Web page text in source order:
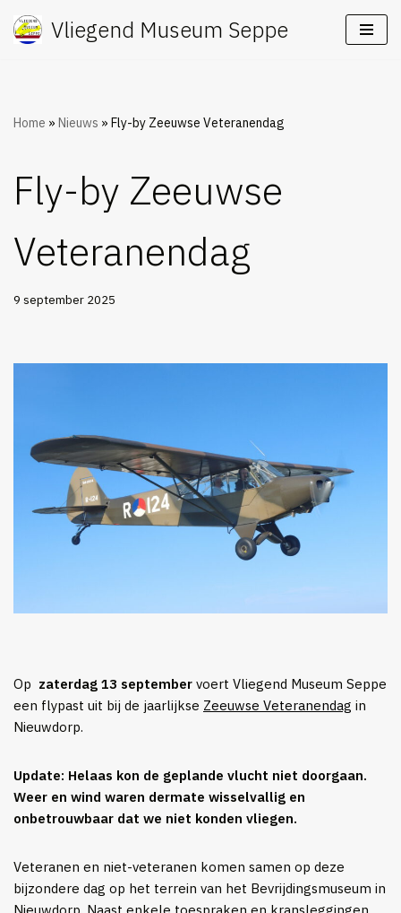
Ga
Vliegend Museum Seppe
Home » Nieuws » Fly-by Zeeuwse Veteranendag
Fly-by Zeeuwse
Veteranendag
9 september 2025
Op zaterdag 13 september voert Vliegend Museum Seppe
een flypast uit bij de jaarlijkse Zeeuwse Veteranendag in
Nieuwdorp.
Update: Helaas kon de geplande vlucht niet doorgaan.
Weer en wind waren dermate wisselvallig en
onbetrouwbaar dat we niet konden vliegen.
Veteranen en niet-veteranen komen samen op deze
bijzondere dag op het terrein van het Bevrijdingsmuseum in
Nieuwdorp. Naast enkele toespraken en kransleggingen